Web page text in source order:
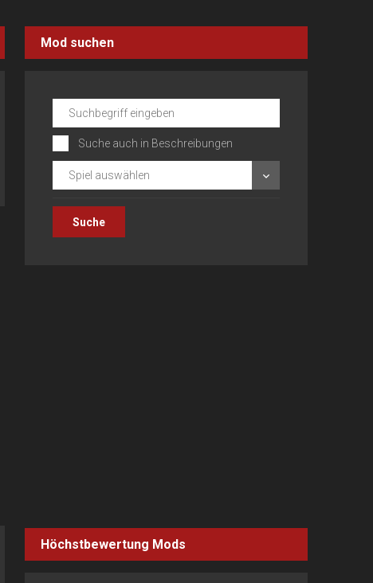
Mod suchen
Suche auch in Beschreibungen
Spiel auswählen
Höchstbewertung Mods